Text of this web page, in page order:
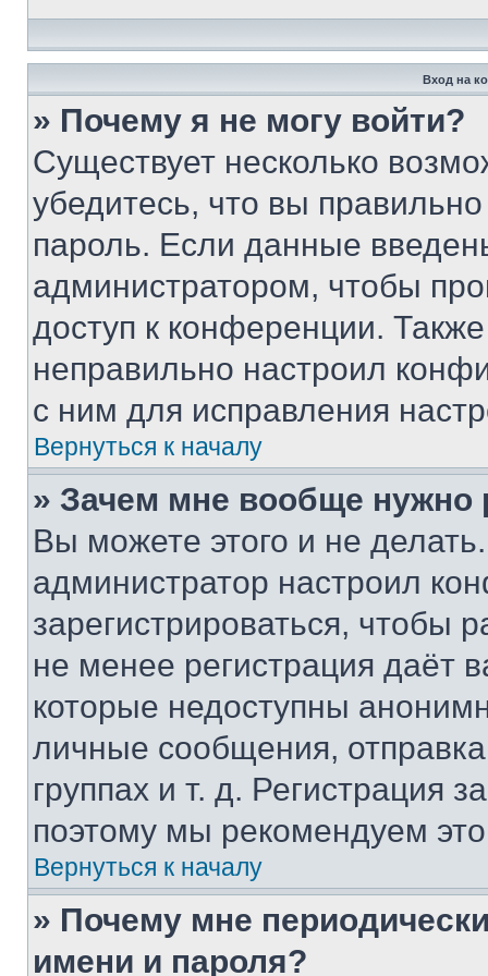
Вход на
» Почему я не могу войти?
Существует несколько
убедитесь, что вы
пароль. Если данные
администратором, чтобы
доступ к конференции.
неправильно настроил
с ним для исправления
Вернуться к началу
» Зачем мне вообще нужно
Вы можете этого и не
администратор настроил
зарегистрироваться, чтобы
не менее регистрация даёт
которые недоступны
личные сообщения,
группах и т. д. Регистрация
поэтому мы рекомендуем
Вернуться к началу
» Почему мне
имени и пароля?